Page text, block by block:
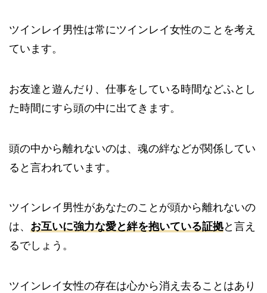
ツインレイ男性は常にツインレイ女性のことを考え
ています。
お友達と遊んだり、仕事をしている時間などふとし
た時間にすら頭の中に出てきます。
頭の中から離れないのは、魂の絆などが関係してい
ると言われています。
ツインレイ男性があなたのことが頭から離れないの
は、 お互いに強力な愛と絆を抱いている証拠と言え
るでしょう。
ツインレイ女性の存在は心から消え去ることはあり